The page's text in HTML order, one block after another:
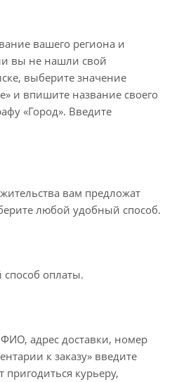
вашего региона и
вы не нашли свой
выберите значение
и впишите название своего
«Город». Введите
вам предложат
любой удобный способ.
оплаты.
адрес доставки, номер
к заказу» введите
пригодиться курьеру,